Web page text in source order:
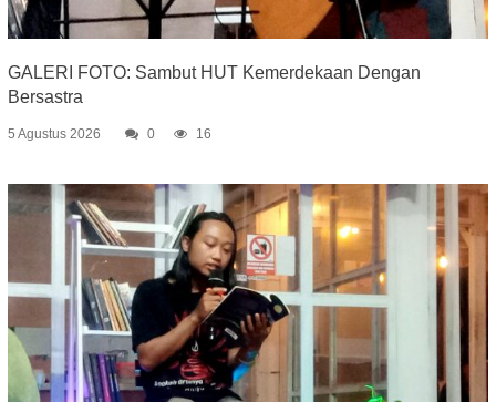
GALERI FOTO: Sambut HUT Kemerdekaan Dengan
Bersastra
5 Agustus 2026 0 16